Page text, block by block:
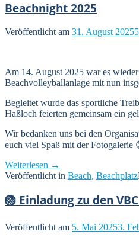
Beachnight 2025
Veröffentlicht am 31. August 2025
Am 14. August 2025 war es
Beachvolleyballanlage mit nun
Begleitet wurde das sportliche
Haßloch feierten gemeinsam ein
Wir bedanken uns bei den
euch viel Spaß mit der Fotogalerie
Weiterlesen „Beachnight
2025“
→
Veröffentlicht in Beach, Beachplatz
🏐 Einladung zu den
Veröffentlicht am 5. Mai 20253.